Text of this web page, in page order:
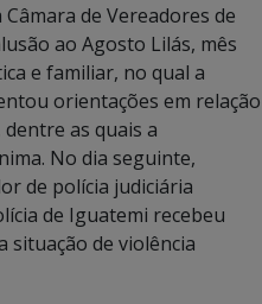
de Vereadores de
ao Agosto Lilás, mês
e familiar, no qual a
orientações em relação
as quais a
No dia seguinte,
de polícia judiciária
de Iguatemi recebeu
situação de violência